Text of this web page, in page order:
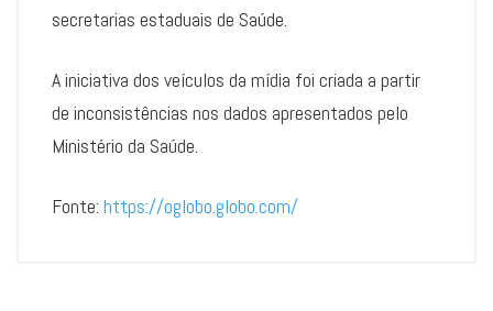
secretarias estaduais de Saúde.
A iniciativa dos veículos da mídia foi criada a partir
de inconsistências nos dados apresentados pelo
Ministério da Saúde.
Fonte: https://oglobo.globo.com/